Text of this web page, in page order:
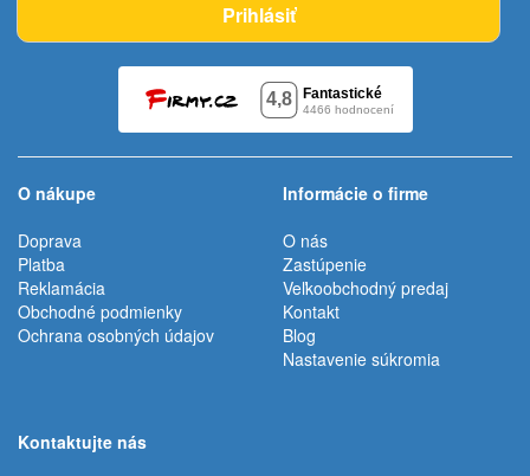
Prihlásiť
O nákupe
Doprava
Platba
Reklamácia
Obchodné podmienky
Ochrana osobných údajov
Informácie o firme
O nás
Zastúpenie
Veľkoobchodný predaj
Kontakt
Blog
Nastavenie súkromia
Kontaktujte nás